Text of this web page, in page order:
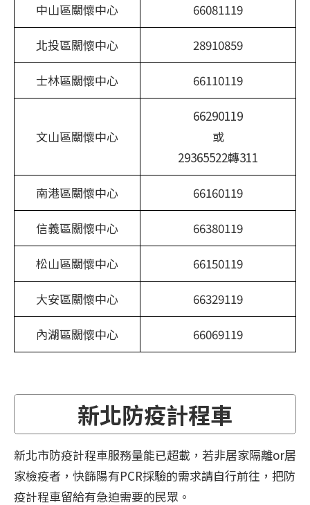
中山區關懷中心 66081119
北投區關懷中心 28910859
士林區關懷中心 66110119
文山區關懷中心
66290119
或
29365522轉311
南港區關懷中心 66160119
信義區關懷中心 66380119
松山區關懷中心 66150119
大安區關懷中心 66329119
內湖區關懷中心 66069119
新北防疫計程車
新北市防疫計程車服務量能已超載，若非居家隔離or居
家檢疫者，快篩陽有PCR採驗的需求請自行前往，把防
疫計程車留給有急迫需要的民眾。